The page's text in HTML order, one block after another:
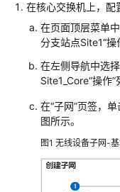
配
置
案
AP
组
网
景
在核心交换机上，配
在页面顶层菜单
分支站点Site1“操
在左侧导航中选
Site1_Core“操作”
在“子网”页签，
图所示。
图1 无线设备子网-